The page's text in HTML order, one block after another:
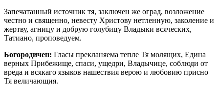
Запечатанный источник тя, заключен же оград, возложение
честно и священно, невесту Христову нетленную, заколение и
жертву, агницу и добрую голубицу Владыки всяческих,
Татиано, проповедуем.
Богородичен: Гласы прекланяема тепле Тя молящих, Едина
верных Прибежище, спаси, ущедри, Владычице, соблюди от
вреда и всякаго языков нашествия верою и любовию присно
Тя величающия.